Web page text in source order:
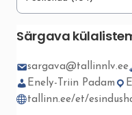
Särgava
sargava@tallinnlv.ee
Enely-Triin Padam
tallinn.ee/et/